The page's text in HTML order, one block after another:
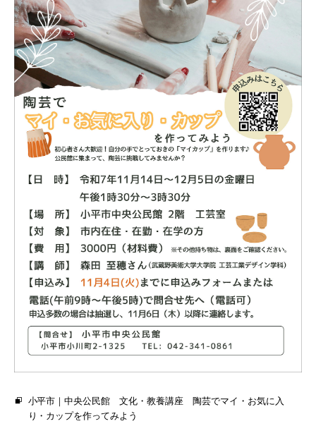
小平市｜中央公民館 文化・教養講座 陶芸でマイ・お気に入
り・カップを作ってみよう